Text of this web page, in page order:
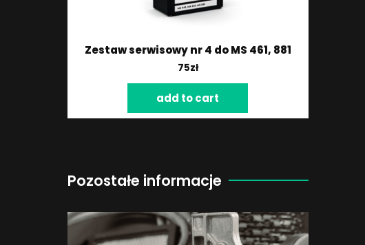
Zestaw serwisowy nr 4 do MS 461, 881
75zł
add to cart
Pozostałe informacje